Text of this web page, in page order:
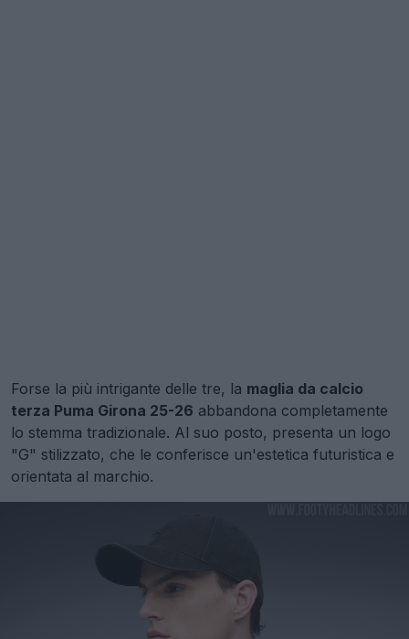
Forse la più intrigante delle tre, la maglia da calcio
terza Puma Girona 25-26 abbandona completamente
lo stemma tradizionale. Al suo posto, presenta un logo
"G" stilizzato, che le conferisce un'estetica futuristica e
orientata al marchio.